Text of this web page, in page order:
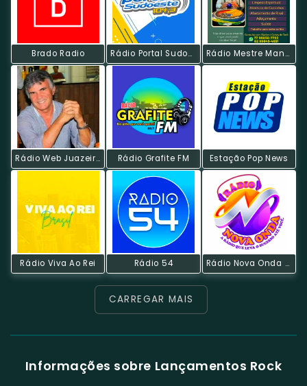
Brado Radio Rádio Portal Sudoeste Rádio Mestre Manoel
Rádio Web Juazeiro Rádio Grafite FM Estação Pop News
Rádio Viva Ao Rei Rádio 54 Rádio Nova Onda Salvador
CARREGAR MAIS
Informações sobre Lançamentos Rock